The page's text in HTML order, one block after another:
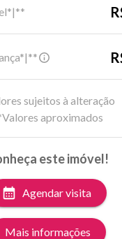
sujeitos à alteração
aproximados
este imóvel!
Agendar visita
Mais informações